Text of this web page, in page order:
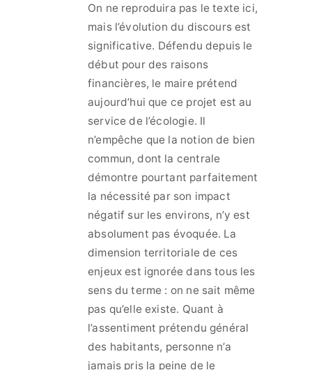
On ne reproduira pas le texte ici,
mais l’évolution du discours est
significative. Défendu depuis le
début pour des raisons
financières, le maire prétend
aujourd’hui que ce projet est au
service de l’écologie. Il
n’empêche que la notion de bien
commun, dont la centrale
démontre pourtant parfaitement
la nécessité par son impact
négatif sur les environs, n’y est
absolument pas évoquée. La
dimension territoriale de ces
enjeux est ignorée dans tous les
sens du terme : on ne sait même
pas qu’elle existe. Quant à
l’assentiment prétendu général
des habitants, personne n’a
jamais pris la peine de le